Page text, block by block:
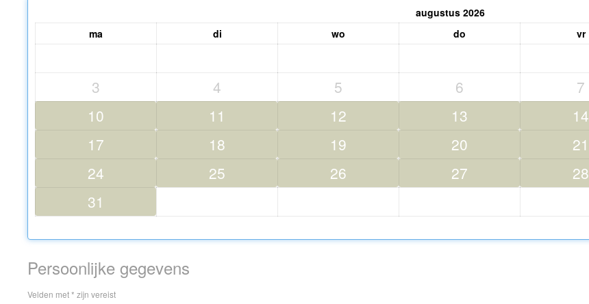
augustus 2026
ma
di wo do vr
3
4 5 6 7
10
11 12 13 14
17
18 19 20 21
24
25 26 27 28
31
Persoonlijke gegevens
Velden met * zijn vereist